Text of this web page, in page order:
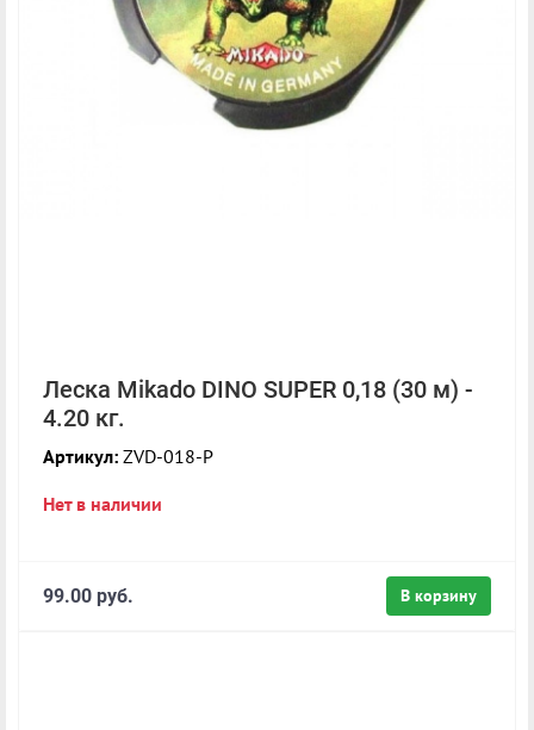
Леска Mikado DINO SUPER 0,18 (30 м) -
4.20 кг.
Артикул: ZVD-018-P
Нет в наличии
В корзину
99.00 руб.